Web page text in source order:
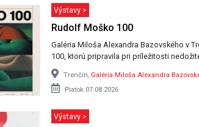
Výstavy >
Rudolf Moško 100
Galéria Miloša Alexandra Bazovského v
100, ktorú pripravila pri príležitosti
Trenčín, Galéria Miloša Alexandra
Piatok 07.08.2026
Výstavy >